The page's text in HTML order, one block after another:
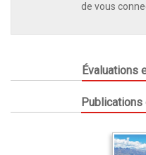
de vous
Évaluations
Publications